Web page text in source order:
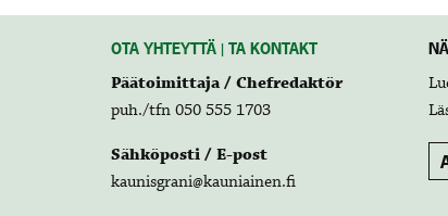
OTA YHTEYTTÄ | TA KONTAKT
Päätoimittaja / Chefredaktör
puh./tfn 050 555 1703
Sähköposti / E-post
kaunisgrani@kauniainen.fi